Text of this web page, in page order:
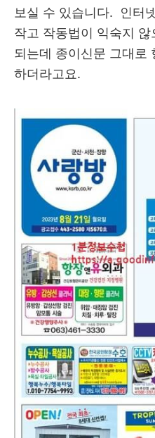
보실 수 있습니다. 인터
작고 작동법이 익숙지
되는데 종이신문 그대로
하더라고요.